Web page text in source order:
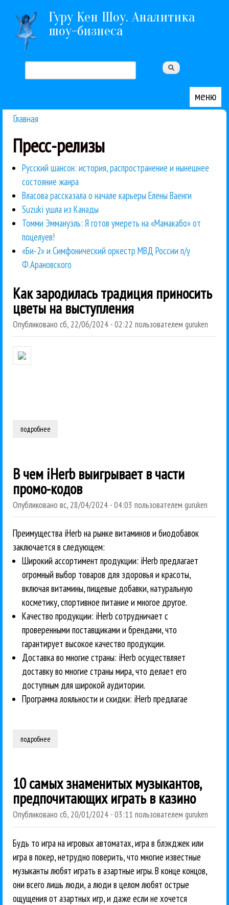
Перейти к основному содержанию
Гуру Кен Шоу. Аналитика
шоу-бизнеса
Форма поиска
меню
Главная
Пресс-релизы
Русский шансон: история, распространение и нынешнее
состояние жанра
Власова рассказала о начале карьеры Елены Ваенги
Suzuki ушла из Канады
Томми Эммануэль: Я готов умереть на «Мамакабо» от
поцелуев!
«Би-2» и Симфонический оркестр МВД России п/у
Ф.Арановского
Как зародилась традиция приносить
цветы на выступления
Опубликовано сб, 22/06/2024 - 02:22 пользователем guruken
подробнее
В чем iHerb выигрывает в части
промо-кодов
Опубликовано вс, 28/04/2024 - 04:03 пользователем guruken
Преимущества iHerb на рынке витаминов и биодобавок
заключается в следующем:
Широкий ассортимент продукции: iHerb предлагает
огромный выбор товаров для здоровья и красоты,
включая витамины, пищевые добавки, натуральную
косметику, спортивное питание и многое другое.
Качество продукции: iHerb сотрудничает с
проверенными поставщиками и брендами, что
гарантирует высокое качество продукции.
Доставка во многие страны: iHerb осуществляет
доставку во многие страны мира, что делает его
доступным для широкой аудитории.
Программа лояльности и скидки: iHerb предлагае
подробнее
10 самых знаменитых музыкантов,
предпочитающих играть в казино
Опубликовано сб, 20/01/2024 - 03:11 пользователем guruken
Будь то игра на игровых автоматах, игра в блэкджек или
игра в покер, нетрудно поверить, что многие известные
музыканты любят играть в азартные игры. В конце концов,
они всего лишь люди, а люди в целом любят острые
ощущения от азартных игр, и даже если не хочется